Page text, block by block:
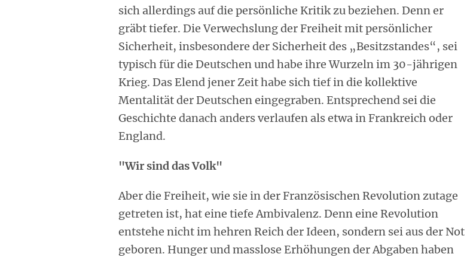
sich allerdings auf die persönliche Kritik zu beziehen. Denn er
gräbt tiefer. Die Verwechslung der Freiheit mit persönlicher
Sicherheit, insbesondere der Sicherheit des „Besitzstandes“, sei
typisch für die Deutschen und habe ihre Wurzeln im 30-jährigen
Krieg. Das Elend jener Zeit habe sich tief in die kollektive
Mentalität der Deutschen eingegraben. Entsprechend sei die
Geschichte danach anders verlaufen als etwa in Frankreich oder
England.
"Wir sind das Volk"
Aber die Freiheit, wie sie in der Französischen Revolution zutage
getreten ist, hat eine tiefe Ambivalenz. Denn eine Revolution
entstehe nicht im hehren Reich der Ideen, sondern sei aus der Not
geboren. Hunger und masslose Erhöhungen der Abgaben haben